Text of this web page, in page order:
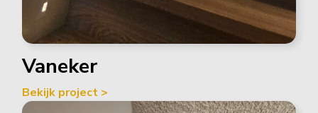
Vaneker
Bekijk project >